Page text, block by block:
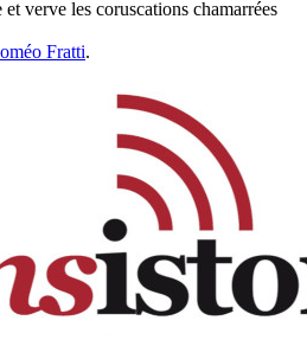
verve les coruscations chamarrées
Fratti.